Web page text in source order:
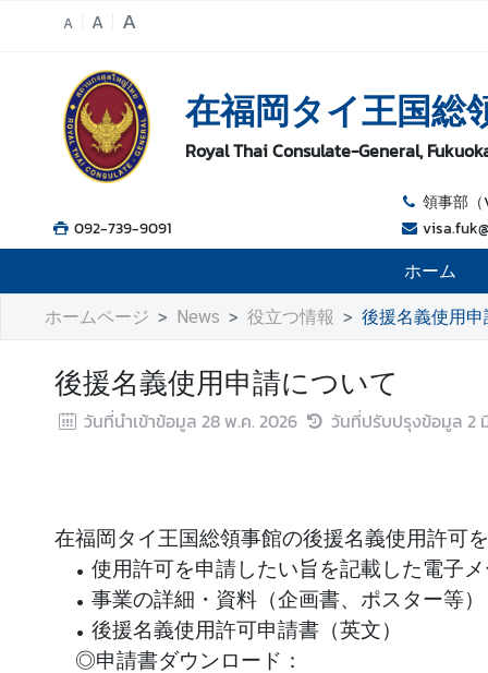
A A A
在福岡タイ王国総
Royal Thai Consulate-General,
092-739-9091
領事部（
ホーム
ー
ム
事
館
つ
い
ビ
事
ホームページ News 役立つ情報 後援名義使用申
後援名義使用申請について
วันที่นำเข้าข้อมูล 28 พ.ค. 2026 วันที่ปรับปรุงข้อมูล 2
在福岡タイ王国総領事館の後援名義使用許可
• 使用許可を申請したい旨を記載した電子
• 事業の詳細・資料（企画書、ポスター等）
• 後援名義使用許可申請書（英文）
◎申請書ダウンロード：